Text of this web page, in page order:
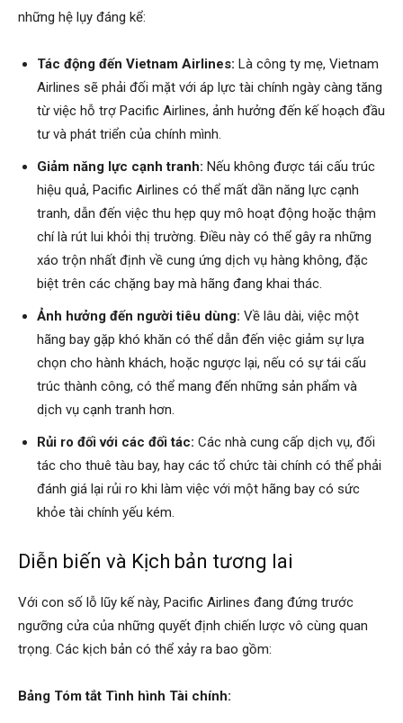
những hệ lụy đáng kể:
Tác động đến Vietnam Airlines: Là công ty mẹ, Vietnam
Airlines sẽ phải đối mặt với áp lực tài chính ngày càng tăng
từ việc hỗ trợ Pacific Airlines, ảnh hưởng đến kế hoạch đầu
tư và phát triển của chính mình.
Giảm năng lực cạnh tranh: Nếu không được tái cấu trúc
hiệu quả, Pacific Airlines có thể mất dần năng lực cạnh
tranh, dẫn đến việc thu hẹp quy mô hoạt động hoặc thậm
chí là rút lui khỏi thị trường. Điều này có thể gây ra những
xáo trộn nhất định về cung ứng dịch vụ hàng không, đặc
biệt trên các chặng bay mà hãng đang khai thác.
Ảnh hưởng đến người tiêu dùng: Về lâu dài, việc một
hãng bay gặp khó khăn có thể dẫn đến việc giảm sự lựa
chọn cho hành khách, hoặc ngược lại, nếu có sự tái cấu
trúc thành công, có thể mang đến những sản phẩm và
dịch vụ cạnh tranh hơn.
Rủi ro đối với các đối tác: Các nhà cung cấp dịch vụ, đối
tác cho thuê tàu bay, hay các tổ chức tài chính có thể phải
đánh giá lại rủi ro khi làm việc với một hãng bay có sức
khỏe tài chính yếu kém.
Diễn biến và Kịch bản tương lai
Với con số lỗ lũy kế này, Pacific Airlines đang đứng trước
ngưỡng cửa của những quyết định chiến lược vô cùng quan
trọng. Các kịch bản có thể xảy ra bao gồm:
Bảng Tóm tắt Tình hình Tài chính: